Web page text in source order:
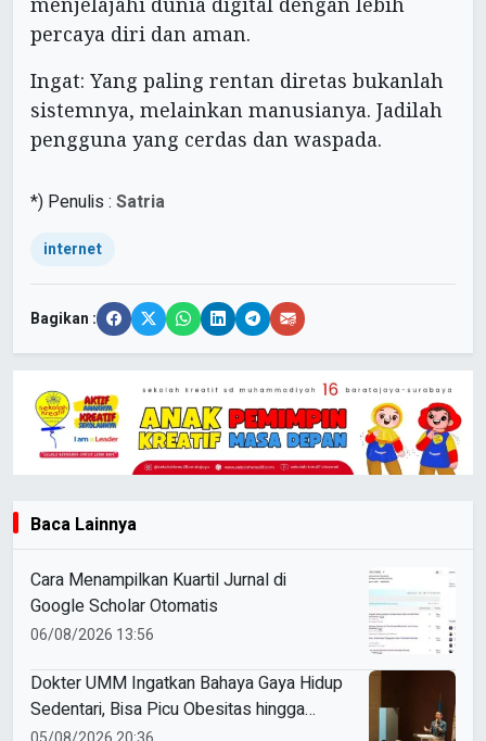
percaya diri dan aman.
Ingat: Yang paling rentan diretas bukanlah
sistemnya, melainkan manusianya. Jadilah
pengguna yang cerdas dan waspada.
*) Penulis : Satria
internet
Bagikan :
Baca Lainnya
Cara Menampilkan Kuartil Jurnal di
Google Scholar Otomatis
06/08/2026 13:56
Dokter UMM Ingatkan Bahaya Gaya Hidup
Sedentari, Bisa Picu Obesitas hingga